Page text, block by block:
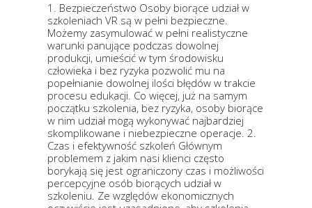
1. Bezpieczeństwo Osoby biorące udział w
szkoleniach VR są w pełni bezpieczne.
Możemy zasymulować w pełni realistyczne
warunki panujące podczas dowolnej
produkcji, umieścić w tym środowisku
człowieka i bez ryzyka pozwolić mu na
popełnianie dowolnej ilości błędów w trakcie
procesu edukacji. Co więcej, już na samym
początku szkolenia, bez ryzyka, osoby biorące
w nim udział mogą wykonywać najbardziej
skomplikowane i niebezpieczne operacje. 2.
Czas i efektywność szkoleń Głównym
problemem z jakim nasi klienci często
borykają się jest ograniczony czas i możliwości
percepcyjne osób biorących udział w
szkoleniu. Ze względów ekonomicznych